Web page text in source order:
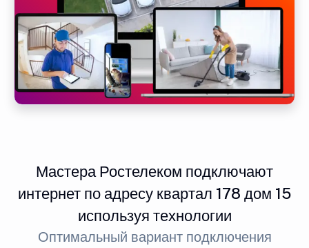
Мастера Ростелеком подключают
интернет по адресу квартал 178 дом 15
используя технологии
Оптимальный вариант подключения